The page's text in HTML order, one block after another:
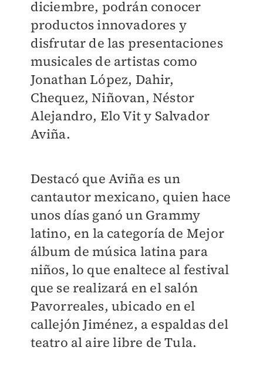
diciembre, podrán conocer
productos innovadores y
disfrutar de las presentaciones
musicales de artistas como
Jonathan López, Dahir,
Chequez, Niñovan, Néstor
Alejandro, Elo Vit y Salvador
Aviña.
Destacó que Aviña es un
cantautor mexicano, quien hace
unos días ganó un Grammy
latino, en la categoría de Mejor
álbum de música latina para
niños, lo que enaltece al festival
que se realizará en el salón
Pavorreales, ubicado en el
callejón Jiménez, a espaldas del
teatro al aire libre de Tula.